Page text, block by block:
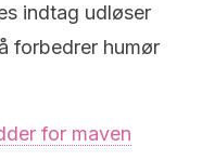
indtag udløser
forbedrer humør
for maven